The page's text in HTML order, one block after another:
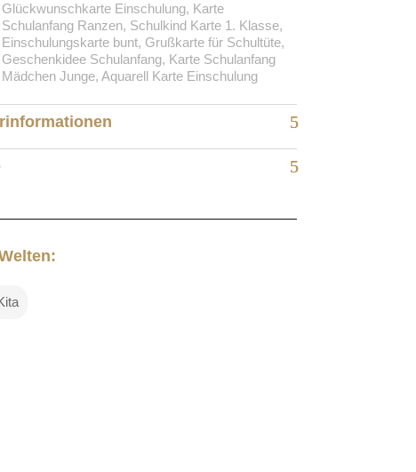
Glückwunschkarte Einschulung, Karte
Schulanfang Ranzen, Schulkind Karte 1. Klasse,
Einschulungskarte bunt, Grußkarte für Schultüte,
Geschenkidee Schulanfang, Karte Schulanfang
Mädchen Junge, Aquarell Karte Einschulung